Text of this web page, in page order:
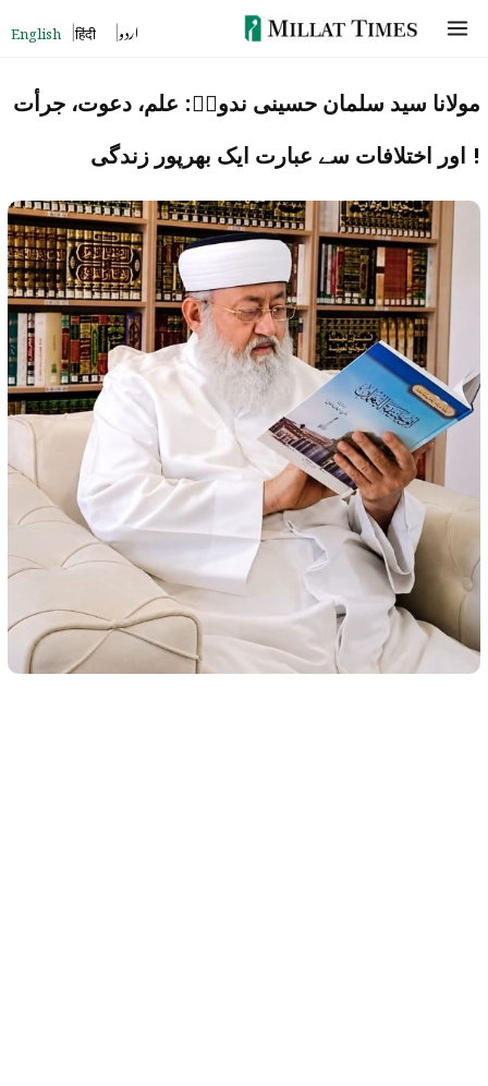
content
English हिंदी اردو
مولانا سید سلمان حسینی ندویؒ: علم، دعوت، جرأت
اور اختلافات سے عبارت ایک بھرپور زندگی !